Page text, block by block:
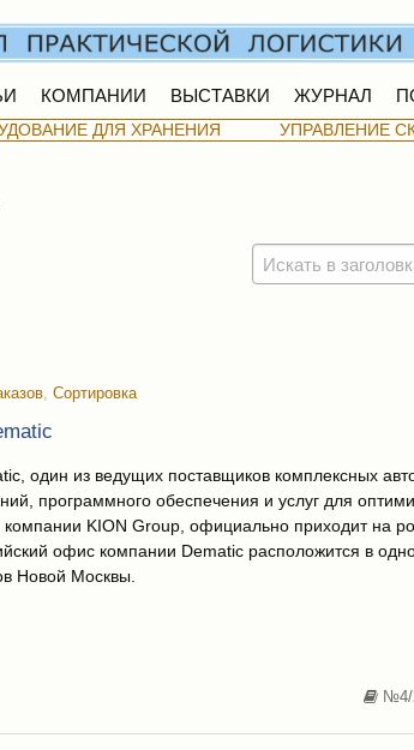
КОМПАНИИ ВЫСТАВКИ ЖУРНАЛ
ДЛЯ ХРАНЕНИЯ УПРАВЛЕНИЕ
, Сортировка
один из ведущих поставщиков комплексных
программного обеспечения и услуг для
компании KION Group, официально приходит на
офис компании Dematic расположится в
Новой Москвы.
№4/